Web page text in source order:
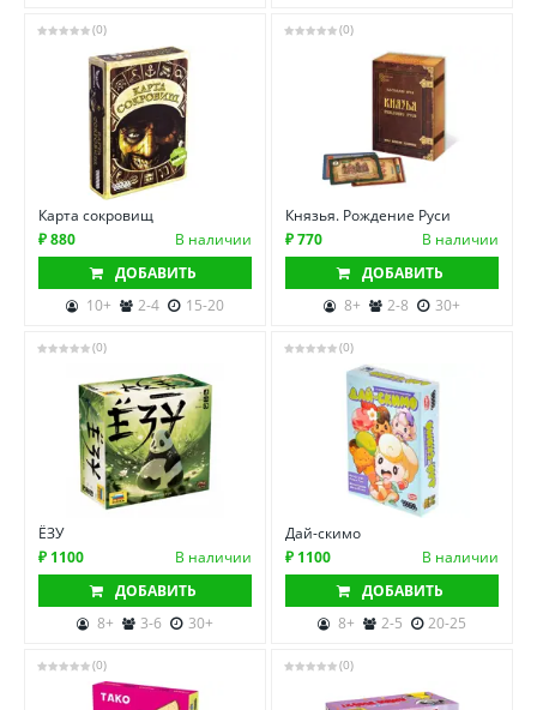
(0)
Карта сокровищ
₽ 880
В наличии
ДОБАВИТЬ
10+
2-4 15-20
(0)
Князья. Рождение Руси
₽ 770
В наличии
ДОБАВИТЬ
8+
2-8 30+
(0)
ЁЗУ
₽ 1100
В наличии
ДОБАВИТЬ
8+
3-6 30+
(0)
Дай-скимо
₽ 1100
В наличии
ДОБАВИТЬ
8+
2-5 20-25
(0) (0)